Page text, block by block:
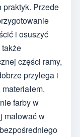
Przede
i osuszyć
także
części ramy,
przylega i
farby w
malować w